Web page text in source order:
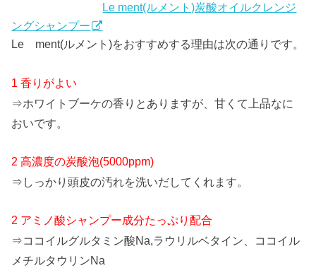
Le ment(ルメント)炭酸オイルクレンジ
ングシャンプー
Le ment(ルメント)をおすすめする理由は次の通りです。
1 香りがよい
⇒ホワイトブーケの香りとありますが、甘くて上品なに
おいです。
2 高濃度の炭酸泡(5000ppm)
⇒しっかり頭皮の汚れを洗いだしてくれます。
2 アミノ酸シャンプー成分たっぷり配合
⇒ココイルグルタミン酸Na,ラウリルベタイン、ココイル
メチルタウリンNa